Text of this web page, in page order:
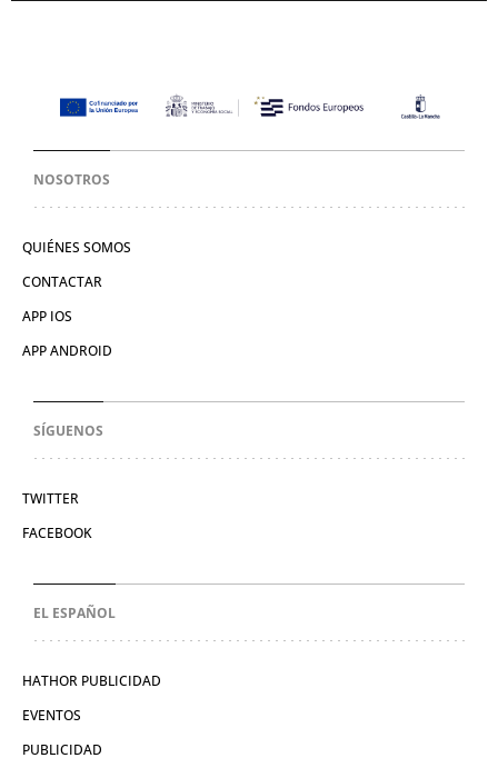
NOSOTROS
QUIÉNES SOMOS
CONTACTAR
APP IOS
APP ANDROID
SÍGUENOS
TWITTER
FACEBOOK
EL ESPAÑOL
HATHOR PUBLICIDAD
EVENTOS
PUBLICIDAD